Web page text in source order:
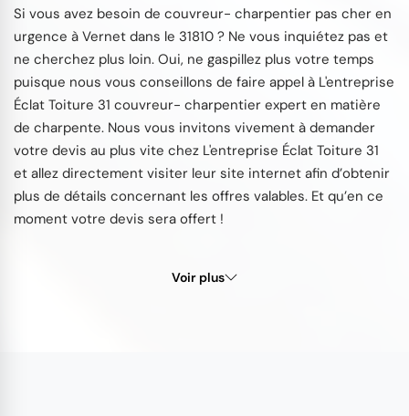
Si vous avez besoin de couvreur- charpentier pas cher en
urgence à Vernet dans le 31810 ? Ne vous inquiétez pas et
ne cherchez plus loin. Oui, ne gaspillez plus votre temps
puisque nous vous conseillons de faire appel à L'entreprise
Éclat Toiture 31 couvreur- charpentier expert en matière
de charpente. Nous vous invitons vivement à demander
votre devis au plus vite chez L'entreprise Éclat Toiture 31
et allez directement visiter leur site internet afin d’obtenir
plus de détails concernant les offres valables. Et qu’en ce
moment votre devis sera offert !
Voir plus